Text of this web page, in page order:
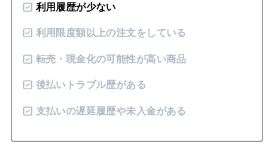
利用履歴が少ない
利用 限度額以上の注文をしている
転売・現金化の可能性が高い商品
後払いトラブル歴がある
支払いの遅延履歴や未入金がある